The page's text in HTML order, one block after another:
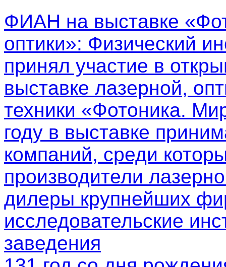
ФИАН на выставке
оптики»: Физический
принял участие в
выставке лазерной,
техники «Фотоника.
году в выставке
компаний, среди
производители
дилеры крупнейших
исследовательские
заведения